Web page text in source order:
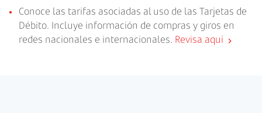
Conoce las tarifas asociadas al uso de las Tarjetas de
Débito. Incluye información de compras y giros en
redes nacionales e internacionales. Revisa aquí